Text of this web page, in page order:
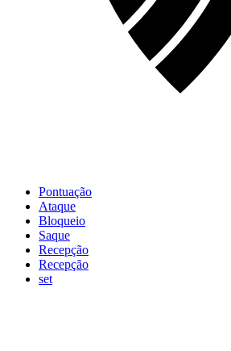
Pontuação
Ataque
Bloqueio
Saque
Recepção
Recepção
set